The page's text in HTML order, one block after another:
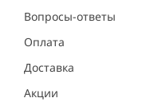
Вопросы-ответы
Оплата
Доставка
Акции